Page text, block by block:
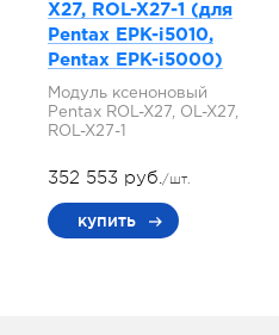
X27, ROL-X27-1 (для
Pentax EPK-i5010,
Pentax EPK-i5000)
Модуль ксеноновый
Pentax ROL-X27, OL-X27,
ROL-X27-1
352 553 руб./шт.
купить